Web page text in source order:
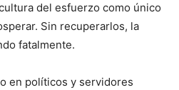
del esfuerzo como único
Sin recuperarlos, la
fatalmente.
en políticos y servidores